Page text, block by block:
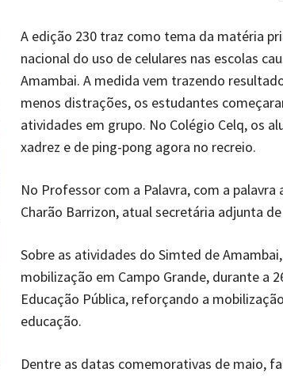
A edição 230 traz como tema da matéria
nacional do uso de celulares nas escolas
Amambai. A medida vem trazendo
menos distrações, os estudantes
atividades em grupo. No Colégio Celq, os
xadrez e de ping-pong agora no recreio.
No Professor com a Palavra, com a
Charão Barrizon, atual secretária adjunta
Sobre as atividades do Simted de
mobilização em Campo Grande, durante a
Educação Pública, reforçando a
educação.
Dentre as datas comemorativas de maio,